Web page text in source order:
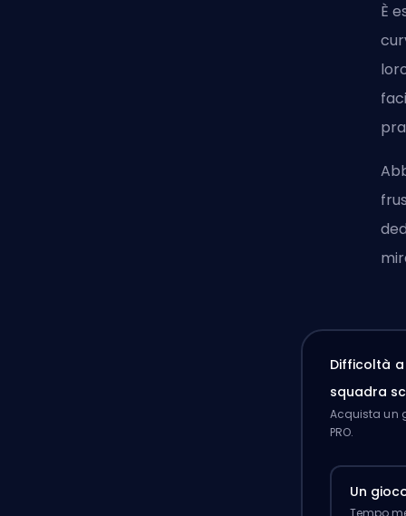
È
Difficoltà
squadra
Acquista un
PRO.
Un
Tempo